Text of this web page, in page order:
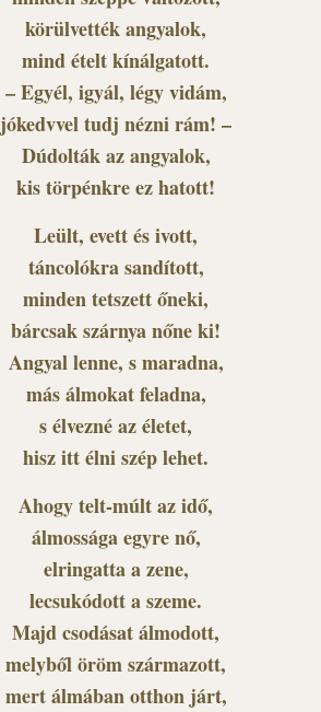
körülvették angyalok,
mind ételt kínálgatott.
– Egyél, igyál, légy vidám,
jókedvvel tudj nézni rám! –
Dúdolták az angyalok,
kis törpénkre ez hatott!
Leült, evett és ivott,
táncolókra sandított,
minden tetszett őneki,
bárcsak szárnya nőne ki!
Angyal lenne, s maradna,
más álmokat feladna,
s élvezné az életet,
hisz itt élni szép lehet.
Ahogy telt-múlt az idő,
álmossága egyre nő,
elringatta a zene,
lecsukódott a szeme.
Majd csodásat álmodott,
melyből öröm származott,
mert álmában otthon járt,